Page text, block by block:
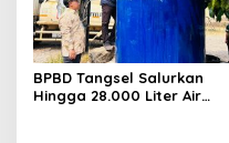
BPBD Tangsel Salurkan
Hingga 28.000 Liter Air